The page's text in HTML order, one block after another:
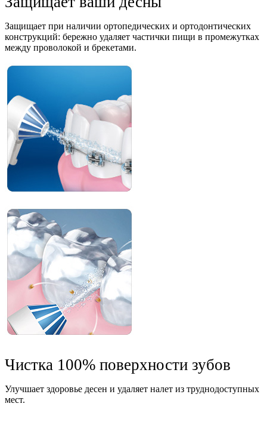
Защищает при наличии ортопедических и ортодонтических
конструкций: бережно удаляет частички пищи в промежутках
между проволокой и брекетами.
Чистка 100% поверхности зубов
Улучшает здоровье десен и удаляет налет из труднодоступных
мест.